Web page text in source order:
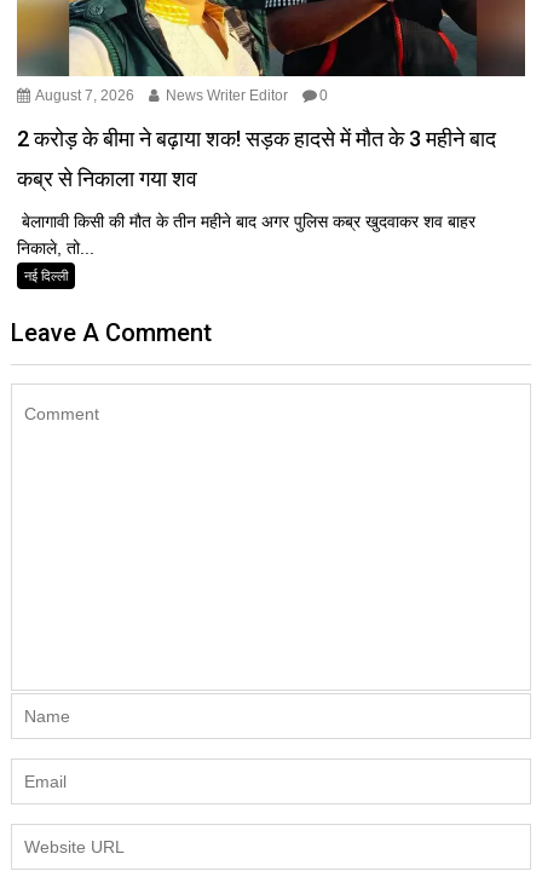
August 7, 2026 News Writer Editor 0
2 करोड़ के बीमा ने बढ़ाया शक! सड़क हादसे में मौत के 3 महीने बाद
कब्र से निकाला गया शव
बेलागावी किसी की मौत के तीन महीने बाद अगर पुलिस कब्र खुदवाकर शव बाहर
निकाले, तो...
नई दिल्ली
Leave A Comment